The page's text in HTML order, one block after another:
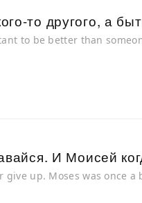
то другого, а
to be better than
И Моисей
give up. Moses was once a